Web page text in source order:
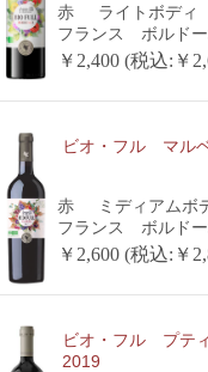
赤
ライトボディ
フランス ボルド
￥2,400 (税込:￥
ビオ・フル マル
赤
ミディアムボ
フランス ボルド
￥2,600 (税込:￥
ビオ・フル プテ
2019